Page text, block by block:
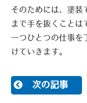
そのためには、塗装
まで手を抜くことは
一つひとつの仕事を
けていきます。
次の記事